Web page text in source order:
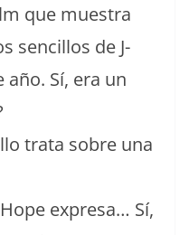
que muestra
sencillos de J-
año. Sí, era un
trata sobre una
expresa… Sí,